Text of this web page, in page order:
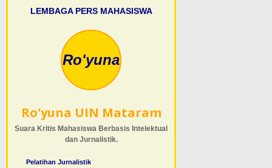
LEMBAGA PERS MAHASISWA
Ro'yuna
Ro'yuna UIN Mataram
Suara Kritis Mahasiswa Berbasis Intelektual
dan Jurnalistik.
Pelatihan Jurnalistik